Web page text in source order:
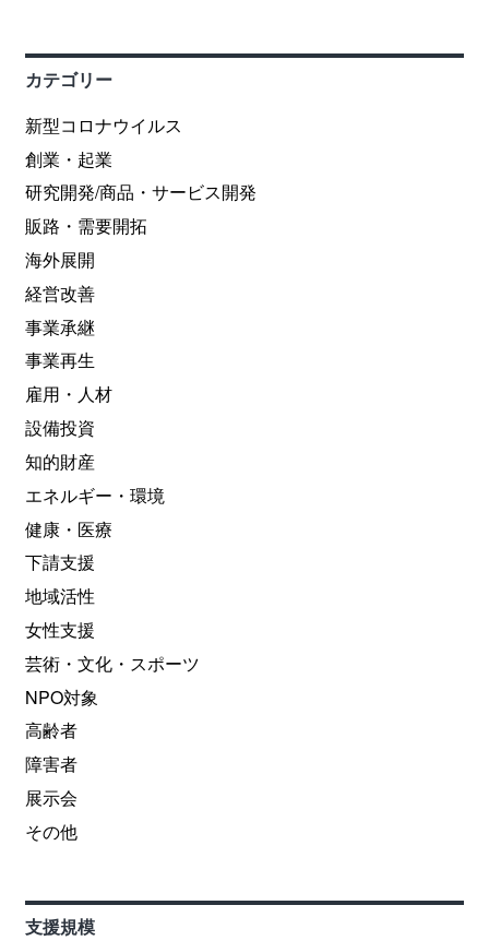
カテゴリー
新型コロナウイルス
創業・起業
研究開発/商品・サービス開発
販路・需要開拓
海外展開
経営改善
事業承継
事業再生
雇用・人材
設備投資
知的財産
エネルギー・環境
健康・医療
下請支援
地域活性
女性支援
芸術・文化・スポーツ
NPO対象
高齢者
障害者
展示会
その他
支援規模